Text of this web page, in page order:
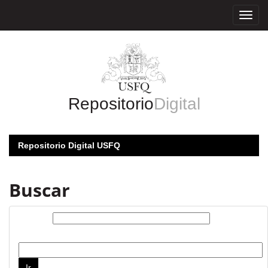
RepositorioDigital
Repositorio Digital USFQ
Buscar